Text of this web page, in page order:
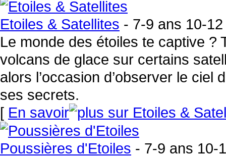
Etoiles & Satellites - 7-9 ans 10-
Le monde des étoiles te captive ?
volcans de glace sur certains
alors l’occasion d’observer le
ses secrets.
[ En savoir
Poussières d'Etoiles - 7-9 ans 10-